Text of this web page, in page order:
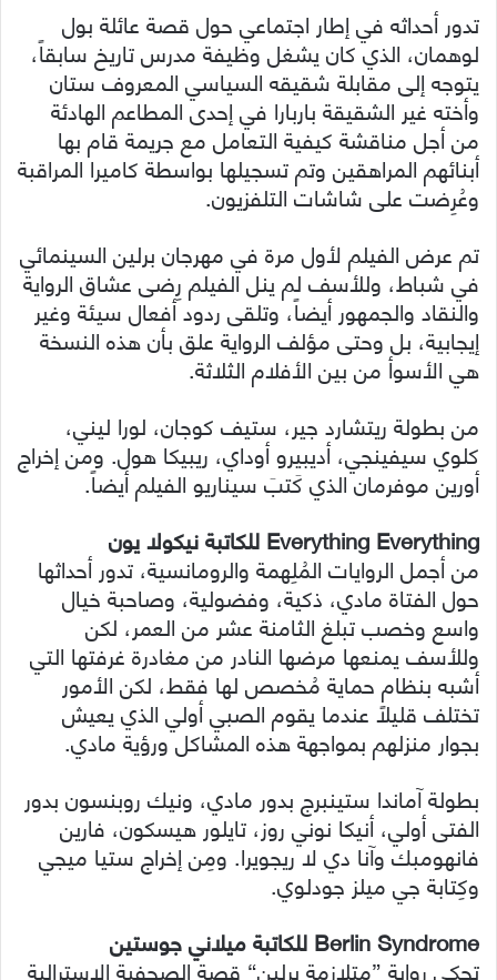
تدور أحداثه في إطار اجتماعي حول قصة عائلة بول
لوهمان، الذي كان يشغل وظيفة مدرس تاريخ سابقاً،
يتوجه إلى مقابلة شقيقه السياسي المعروف ستان
وأخته غير الشقيقة باربارا في إحدى المطاعم الهادئة
من أجل مناقشة كيفية التعامل مع جريمة قام بها
أبنائهم المراهقين وتم تسجيلها بواسطة كاميرا المراقبة
وعُرِضت على شاشات التلفزيون.
تم عرض الفيلم لأول مرة في مهرجان برلين السينمائي
في شباط، وللأسف لم ينل الفيلم رِضى عشاق الرواية
والنقاد والجمهور أيضاً، وتلقى ردود أفعال سيئة وغير
إيجابية، بل وحتى مؤلف الرواية علق بأن هذه النسخة
هي الأسوأ من بين الأفلام الثلاثة.
من بطولة ريتشارد جير، ستيف كوجان، لورا ليني،
كلوي سيفينجي، أديبيرو أوداي، ريبيكا هول. ومن إخراج
أورين موفرمان الذي كَتبَ سيناريو الفيلم أيضاً.
Everything Everything للكاتبة نيكولا يون
من أجمل الروايات المُلِهمة والرومانسية، تدور أحداثها
حول الفتاة مادي، ذكية، وفضولية، وصاحبة خيال
واسع وخصب تبلغ الثامنة عشر من العمر، لكن
وللأسف يمنعها مرضها النادر من مغادرة غرفتها التي
أشبه بنظام حماية مُخصص لها فقط، لكن الأمور
تختلف قليلاً عندما يقوم الصبي أولي الذي يعيش
بجوار منزلهم بمواجهة هذه المشاكل ورؤية مادي.
بطولة آماندا ستينبرج بدور مادي، ونيك روبنسون بدور
الفتى أولي، أنيكا نوني روز، تايلور هيسكون، فارين
فانهومبك وآنا دي لا ريجويرا. ومِن إخراج ستيا ميجي
وكِتابة جي ميلز جودلوي.
Berlin Syndrome للكاتبة ميلاني جوستين
تحكي رواية ”متلازمة برلين“ قصة الصحفية الاسترالية